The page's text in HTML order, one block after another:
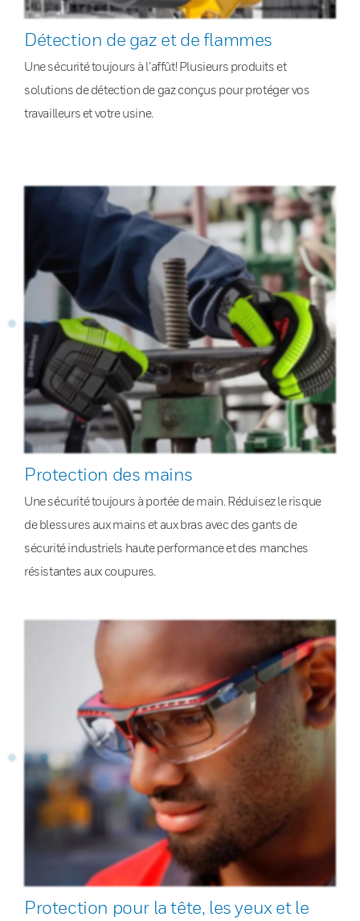
Détection de gaz et de flammes
Une sécurité toujours à l’affût! Plusieurs produits et
solutions de détection de gaz conçus pour protéger vos
travailleurs et votre usine.
Protection des mains
Une sécurité toujours à portée de main. Réduisez le risque
de blessures aux mains et aux bras avec des gants de
sécurité industriels haute performance et des manches
résistantes aux coupures.
Protection pour la tête, les yeux et le